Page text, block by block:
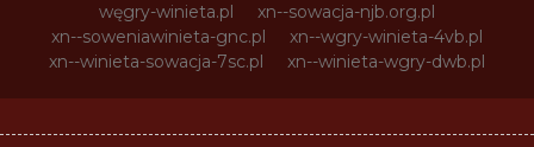
węgry-winieta.pl
xn--sowacja-njb.org.pl
xn--soweniawinieta-gnc.pl
xn--wgry-winieta-4vb.pl
xn--winieta-sowacja-7sc.pl
xn--winieta-wgry-dwb.pl